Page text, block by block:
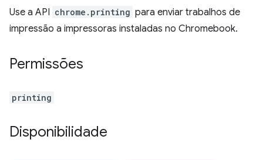
Use a API chrome.printing para enviar trabalhos de
impressão a impressoras instaladas no Chromebook.
Permissões
printing
Disponibilidade